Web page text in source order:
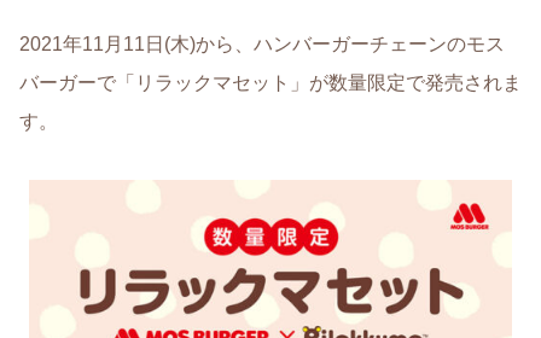
2021年11月11日(木)から、ハンバーガーチェーンのモス
バーガーで「リラックマセット」が数量限定で発売されま
す。